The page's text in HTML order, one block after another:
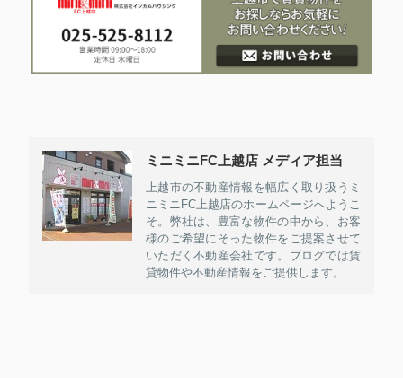
ミニミニFC上越店 メディア担当
上越市の不動産情報を幅広く取り扱うミ
ニミニFC上越店のホームページへようこ
そ。弊社は、豊富な物件の中から、お客
様のご希望にそった物件をご提案させて
いただく不動産会社です。ブログでは賃
貸物件や不動産情報をご提供します。